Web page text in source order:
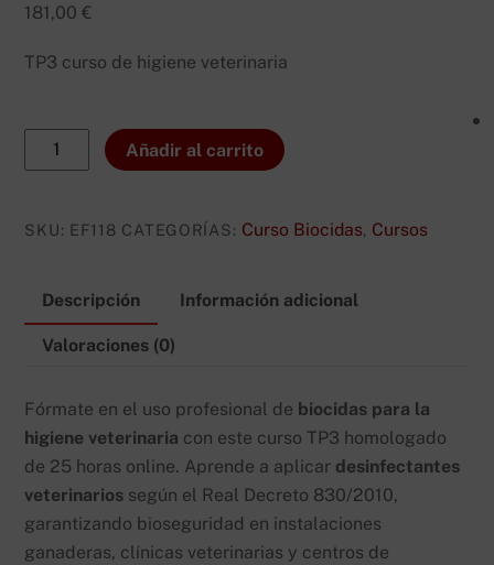
181,00€
TP3 curso de higiene veterinaria
Curso
biocidas
la
online
Añadir al carrito
SKU: EF118 CATEGORÍAS: Curso Biocidas, Cursos
Descripción Información adicional
Valoraciones (0)
Fórmate en el uso profesional de biocidas para la
higiene veterinaria con este curso TP3 homologado
de 25 horas online. Aprende a aplicar desinfectantes
veterinarios según el Real Decreto 830/2010,
garantizando bioseguridad en instalaciones
ganaderas, clínicas veterinarias y centros de